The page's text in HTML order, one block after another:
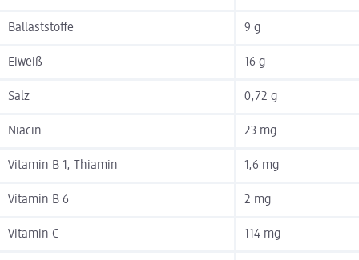
Ballaststoffe 9 g
Eiweiß 16 g
Salz 0,72 g
Niacin 23 mg
Vitamin B 1, Thiamin 1,6 mg
Vitamin B 6 2 mg
Vitamin C 114 mg